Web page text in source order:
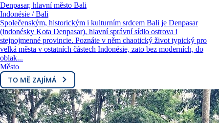
Denpasar, hlavní město Bali
Indonésie / Bali
Společenským, historickým i kulturním srdcem Bali je Denpasar
(indonésky Kota Denpasar), hlavní správní sídlo ostrova i
stejnojmenné provincie. Poznáte v něm chaotický život typický pro
velká města v ostatních částech Indonésie, zato bez moderních, do
oblak...
Město
TO MĚ ZAJÍMÁ